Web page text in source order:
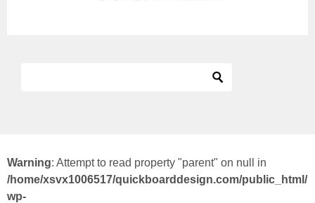
Warning: Attempt to read property "parent" on null in
/home/xsvx1006517/quickboarddesign.com/public_html/
wp-